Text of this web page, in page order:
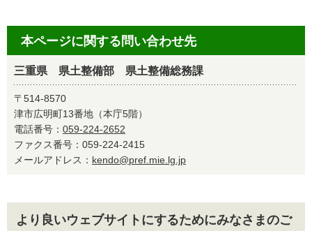
本ページに関する問い合わせ先
三重県 県土整備部 県土整備総務課
〒514-8570
津市広明町13番地（本庁5階）
電話番号： 059-224-2652
ファクス番号：059-224-2415
メールアドレス： kendo@pref.mie.lg.jp
より良いウェブサイトにするためにみなさまのご